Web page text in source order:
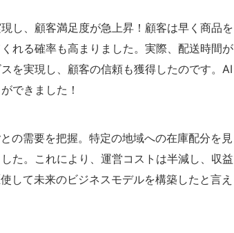
し、顧客満足度が急上昇！顧客は早く商品を
れる確率も高まりました。実際、配送時間が
を実現し、顧客の信頼も獲得したのです。AI
できました！
の需要を把握。特定の地域への在庫配分を見
た。これにより、運営コストは半減し、収益
して未来のビジネスモデルを構築したと言え